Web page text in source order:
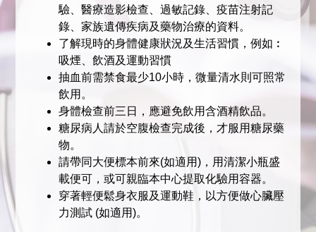
驗、醫療造影檢查、過敏記錄、疫苗注射記
錄、家族遺傳疾病及藥物治療的資料。
了解現時的身體健康狀況及生活習慣，例如︰
吸煙、飲酒及運動習慣
抽血前需禁食最少10小時，微量清水則可照常
飲用。
身體檢查前三日，應避免飲用含酒精飲品。
糖尿病人請於空腹檢查完成後，才服用糖尿藥
物。
請帶同大便標本前來(如適用)，用清潔小瓶盛
載便可，或可親臨本中心提取化驗用容器。
穿著輕便鬆身衣服及運動鞋，以方便做心臟壓
力測試 (如適用)。